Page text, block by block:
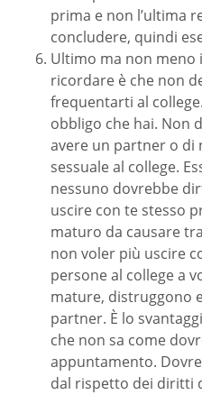
prima e non l’ultima
concludere, quindi
Ultimo ma non meno
ricordare è che non
frequentarti al
obbligo che hai. Non
avere un partner o di
sessuale al college.
nessuno dovrebbe
uscire con te stesso
maturo da causare
non voler più uscire
persone al college a
mature, distruggono
partner. È lo
che non sa come
appuntamento.
dal rispetto dei diritti